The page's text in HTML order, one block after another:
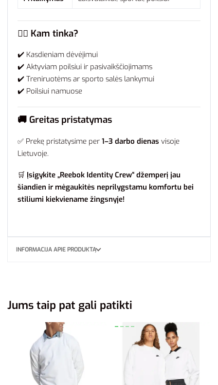
🧍‍♂️ Kam tinka?
✔️ Kasdieniam dėvėjimui
✔️ Aktyviam poilsiui ir pasivaikščiojimams
✔️ Treniruotėms ar sporto salės lankymui
✔️ Poilsiui namuose
🚚 Greitas pristatymas
✅ Prekę pristatysime per 1–3 darbo dienas visoje
Lietuvoje.
🛒 Įsigykite „Reebok Identity Crew“ džemperį jau
šiandien ir mėgaukitės neprilygstamu komfortu bei
stiliumi kiekviename žingsnyje!
INFORMACIJA APIE PRODUKTĄ
Jums taip pat gali patikti